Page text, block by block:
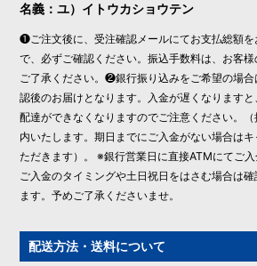
名義：ユ）イトウカショウテン
❶ご注文後に、受注確認メールにてお支払総額
で、必ずご確認ください。振込手数料は、お客
ご了承ください。❷銀行振り込みをご希望の場
認後のお届けとなります。入金が遅くなります
配達ができなくなりますのでご注意ください。
内いたします。期日までにご入金がない場合は
ただきます）。 ※銀行営業日に直接ATMにてご入
ご入金のタイミングや土日祝日をはさむ場合は
ます。予めご了承くださいませ。
配送方法・送料について